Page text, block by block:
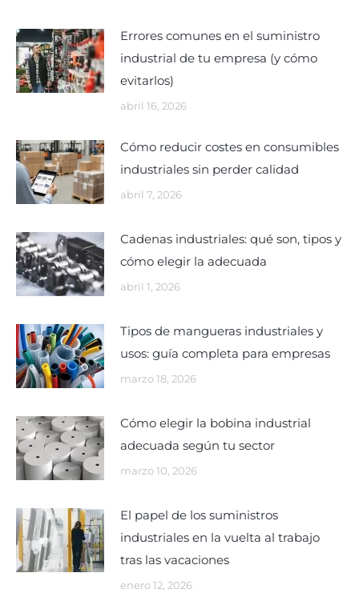
Errores comunes en el suministro
industrial de tu empresa (y cómo
evitarlos)
abril 16, 2026
Cómo reducir costes en consumibles
industriales sin perder calidad
abril 7, 2026
Cadenas industriales: qué son, tipos y
cómo elegir la adecuada
abril 1, 2026
Tipos de mangueras industriales y
usos: guía completa para empresas
marzo 18, 2026
Cómo elegir la bobina industrial
adecuada según tu sector
marzo 10, 2026
El papel de los suministros
industriales en la vuelta al trabajo
tras las vacaciones
enero 12, 2026